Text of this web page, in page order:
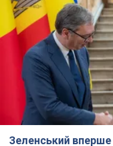
Зеленський
планується зустріч
Це перший візит глави
час назад 3,3 т.
Третій армійський
російських
критичний